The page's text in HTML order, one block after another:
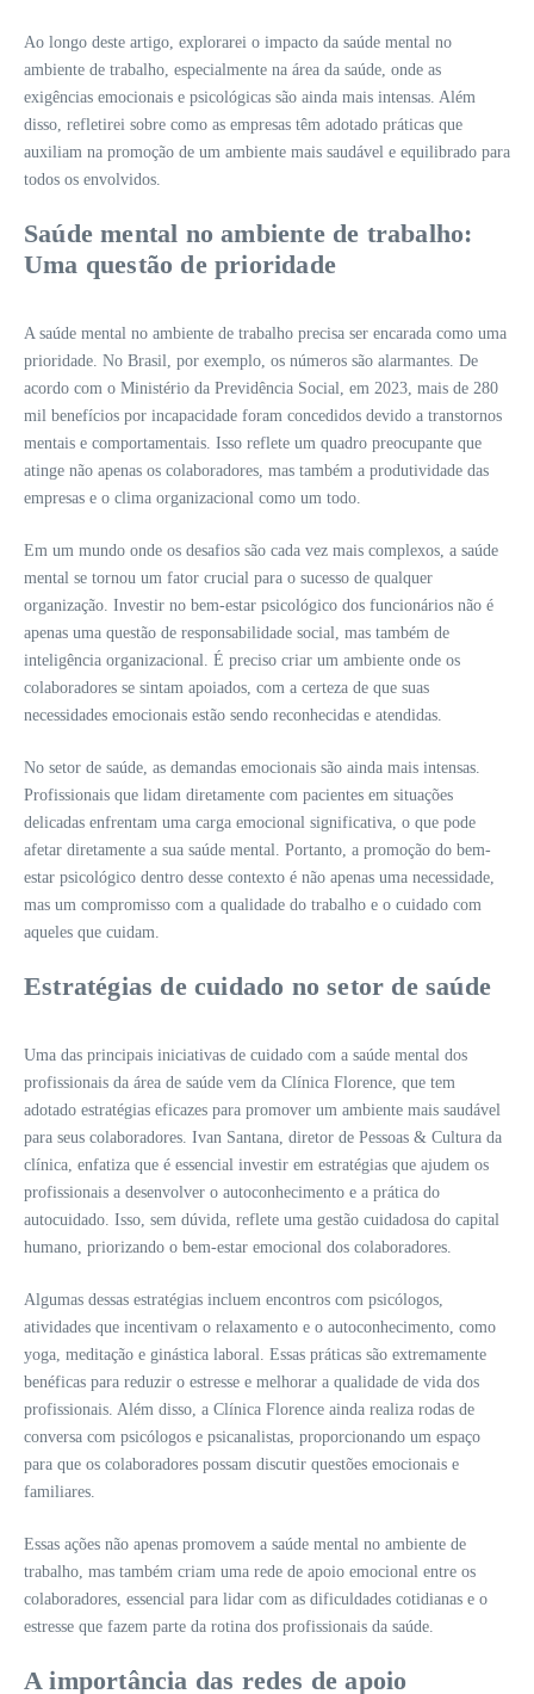
Ao longo deste artigo, explorarei o impacto da saúde mental no
ambiente de trabalho, especialmente na área da saúde, onde as
exigências emocionais e psicológicas são ainda mais intensas. Além
disso, refletirei sobre como as empresas têm adotado práticas que
auxiliam na promoção de um ambiente mais saudável e equilibrado para
todos os envolvidos.
Saúde mental no ambiente de trabalho:
Uma questão de prioridade
A saúde mental no ambiente de trabalho precisa ser encarada como uma
prioridade. No Brasil, por exemplo, os números são alarmantes. De
acordo com o Ministério da Previdência Social, em 2023, mais de 280
mil benefícios por incapacidade foram concedidos devido a transtornos
mentais e comportamentais. Isso reflete um quadro preocupante que
atinge não apenas os colaboradores, mas também a produtividade das
empresas e o clima organizacional como um todo.
Em um mundo onde os desafios são cada vez mais complexos, a saúde
mental se tornou um fator crucial para o sucesso de qualquer
organização. Investir no bem-estar psicológico dos funcionários não é
apenas uma questão de responsabilidade social, mas também de
inteligência organizacional. É preciso criar um ambiente onde os
colaboradores se sintam apoiados, com a certeza de que suas
necessidades emocionais estão sendo reconhecidas e atendidas.
No setor de saúde, as demandas emocionais são ainda mais intensas.
Profissionais que lidam diretamente com pacientes em situações
delicadas enfrentam uma carga emocional significativa, o que pode
afetar diretamente a sua saúde mental. Portanto, a promoção do bem-
estar psicológico dentro desse contexto é não apenas uma necessidade,
mas um compromisso com a qualidade do trabalho e o cuidado com
aqueles que cuidam.
Estratégias de cuidado no setor de saúde
Uma das principais iniciativas de cuidado com a saúde mental dos
profissionais da área de saúde vem da Clínica Florence, que tem
adotado estratégias eficazes para promover um ambiente mais saudável
para seus colaboradores. Ivan Santana, diretor de Pessoas & Cultura da
clínica, enfatiza que é essencial investir em estratégias que ajudem os
profissionais a desenvolver o autoconhecimento e a prática do
autocuidado. Isso, sem dúvida, reflete uma gestão cuidadosa do capital
humano, priorizando o bem-estar emocional dos colaboradores.
Algumas dessas estratégias incluem encontros com psicólogos,
atividades que incentivam o relaxamento e o autoconhecimento, como
yoga, meditação e ginástica laboral. Essas práticas são extremamente
benéficas para reduzir o estresse e melhorar a qualidade de vida dos
profissionais. Além disso, a Clínica Florence ainda realiza rodas de
conversa com psicólogos e psicanalistas, proporcionando um espaço
para que os colaboradores possam discutir questões emocionais e
familiares.
Essas ações não apenas promovem a saúde mental no ambiente de
trabalho, mas também criam uma rede de apoio emocional entre os
colaboradores, essencial para lidar com as dificuldades cotidianas e o
estresse que fazem parte da rotina dos profissionais da saúde.
A importância das redes de apoio